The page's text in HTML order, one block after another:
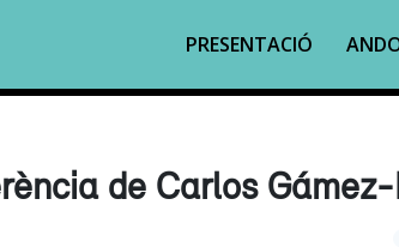
PRESENTACIÓ
de Carlos